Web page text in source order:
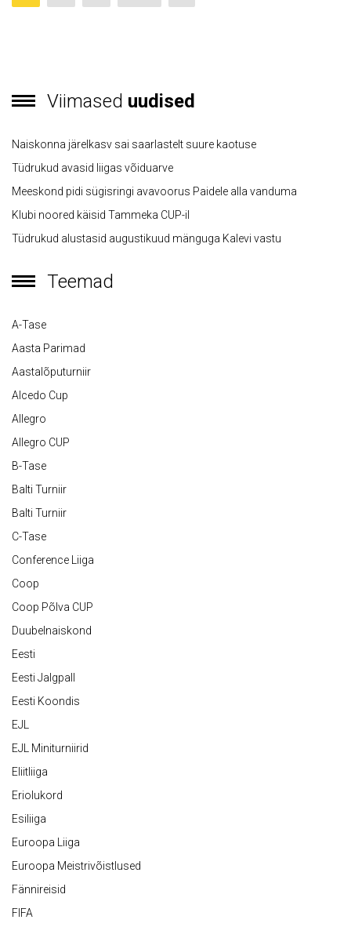
Viimased uudised
Naiskonna järelkasv sai saarlastelt suure kaotuse
Tüdrukud avasid liigas võiduarve
Meeskond pidi sügisringi avavoorus Paidele alla vanduma
Klubi noored käisid Tammeka CUP-il
Tüdrukud alustasid augustikuud mänguga Kalevi vastu
Teemad
A-Tase
Aasta Parimad
Aastalõputurniir
Alcedo Cup
Allegro
Allegro CUP
B-Tase
Balti Turniir
Balti Turniir
C-Tase
Conference Liiga
Coop
Coop Põlva CUP
Duubelnaiskond
Eesti
Eesti Jalgpall
Eesti Koondis
EJL
EJL Miniturniirid
Eliitliiga
Eriolukord
Esiliiga
Euroopa Liiga
Euroopa Meistrivõistlused
Fännireisid
FIFA